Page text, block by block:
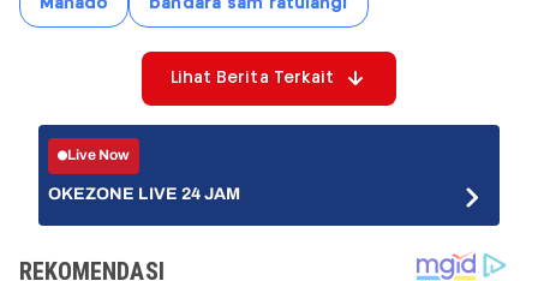
Manado bandara sam ratulangi
Lihat Berita Terkait
Live Now
OKEZONE LIVE 24 JAM